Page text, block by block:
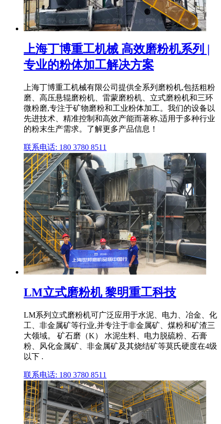
上海丁博重工机械 高效磨粉机系列 |
专业的粉体加工解决方案
上海丁博重工机械有限公司提供全系列磨粉机,包括粗粉
磨、高压悬辊磨粉机、雷蒙磨粉机、立式磨粉机和三环
微粉磨,专注于矿物磨粉和工业粉体加工。我们的设备以
先进技术、精准控制和高效产能而著称,适用于多种行业
的粉末生产需求。了解更多产品信息！
联系电话: 180 3780 8511
LM立式磨粉机 黎明重工科技
LM系列立式磨粉机可广泛应用于水泥、电力、冶金、化
工、非金属矿等行业,并专注于非金属矿、煤粉和矿渣三
大领域。 矿石磨（K） 水泥生料、电力脱硫粉、石膏
粉、风化金属矿、非金属矿及其烧结矿等莫氏硬度在4级
以下 .
联系电话: 180 3780 8511